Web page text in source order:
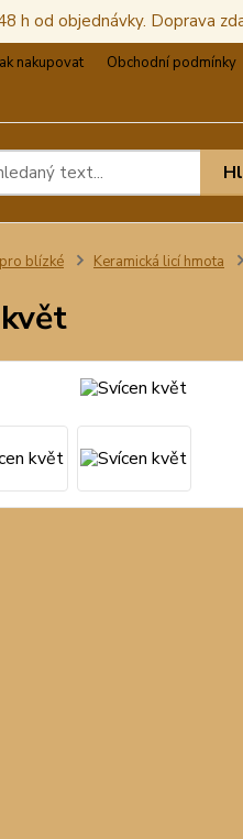
h od objednávky. Doprava
nakupovat Obchodní podmínky
blízké Keramická licí hmota